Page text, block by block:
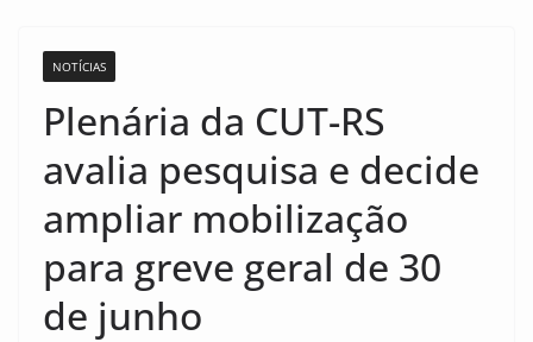
NOTÍCIAS
Plenária da CUT-RS
avalia pesquisa e decide
ampliar mobilização
para greve geral de 30
de junho